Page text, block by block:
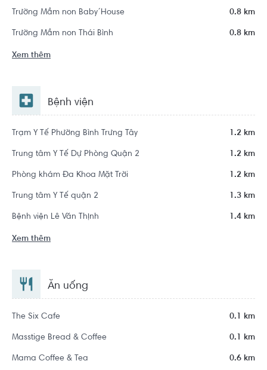
Trường Mầm non Baby´House 0.8 km
Trường Mầm non Thái Bình 0.8 km
Xem thêm
Bệnh viện
Trạm Y Tế Phường Bình Trưng Tây 1.2 km
Trung tâm Y Tế Dự Phòng Quận 2 1.2 km
Phòng khám Đa Khoa Mặt Trời 1.2 km
Trung tâm Y Tế quận 2 1.3 km
Bệnh viện Lê Văn Thịnh 1.4 km
Xem thêm
Ăn uống
The Six Cafe 0.1 km
Masstige Bread & Coffee 0.1 km
Mama Coffee & Tea 0.6 km